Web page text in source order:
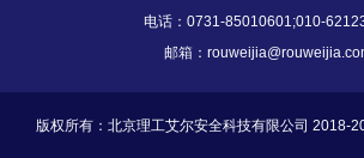
电话：0731-85010601;010-
邮箱：
版权所有：北京理工艾尔安全科技有限公司 2018-